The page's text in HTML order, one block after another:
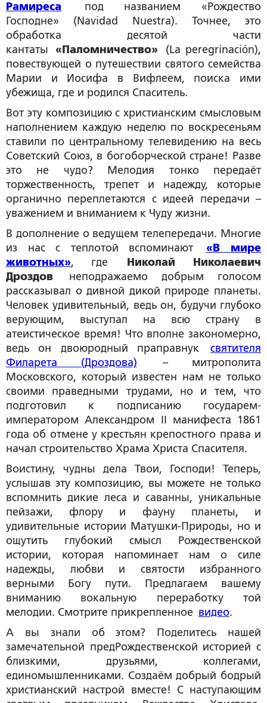
Рамиреса под названием «Рождество
Господне» (Navidad Nuestra). Точнее, это
обработка десятой части
кантаты «Паломничество» (La peregrinación),
повествующей о путешествии святого семейства
Марии и Иосифа в Вифлеем, поиска ими
убежища, где и родился Спаситель.
Вот эту композицию с христианским смысловым
наполнением каждую неделю по воскресеньям
ставили по центральному телевидению на весь
Советский Союз, в богоборческой стране! Разве
это не чудо? Мелодия тонко передаёт
торжественность, трепет и надежду, которые
органично переплетаются с идеей передачи –
уважением и вниманием к Чуду жизни.
В дополнение о ведущем телепередачи. Многие
из нас с теплотой вспоминают «В мире
животных», где
Николай Николаевич
Дроздов неподражаемо добрым голосом
рассказывал о дивной дикой природе планеты.
Человек удивительный, ведь он, будучи глубоко
верующим, выступал на всю страну в
атеистическое время! Что вполне закономерно,
ведь он двоюродный праправнук святителя
Филарета (Дроздова) – митрополита
Московского, который известен нам не только
своими праведными трудами, но и тем, что
подготовил к подписанию государем-
императором Александром II манифеста 1861
года об отмене у крестьян крепостного права и
начал строительство Храма Христа Спасителя.
Воистину, чудны дела Твои, Господи! Теперь,
услышав эту композицию, вы можете не только
вспомнить дикие леса и саванны, уникальные
пейзажи, флору и фауну планеты, и
удивительные истории Матушки-Природы, но и
ощутить глубокий смысл Рождественской
истории, которая напоминает нам о силе
надежды, любви и святости избранного
верными Богу пути. Предлагаем вашему
вниманию вокальную переработку той
мелодии. Смотрите прикрепленное видео.
А вы знали об этом? Поделитесь нашей
замечательной предРождественской историей с
близкими, друзьями, коллегами,
единомышленниками. Создаём добрый бодрый
христианский настрой вместе! С наступающим